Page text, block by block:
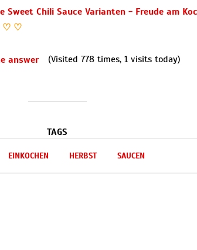
♡ ♡
(Visited 778 times, 1 visits today)
TAGS
EINKOCHEN HERBST SAUCEN